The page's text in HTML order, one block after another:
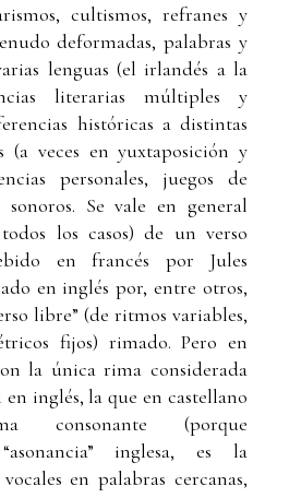
cultismos, refranes y
deformadas, palabras y
lenguas (el irlandés a la
literarias múltiples y
históricas a distintas
(a veces en yuxtaposición y
personales, juegos de
sonoros. Se vale en general
los casos) de un verso
en francés por Jules
en inglés por, entre otros,
libre” (de ritmos variables,
fijos) rimado. Pero en
la única rima considerada
inglés, la que en castellano
consonante (porque
inglesa, es la
en palabras cercanas,